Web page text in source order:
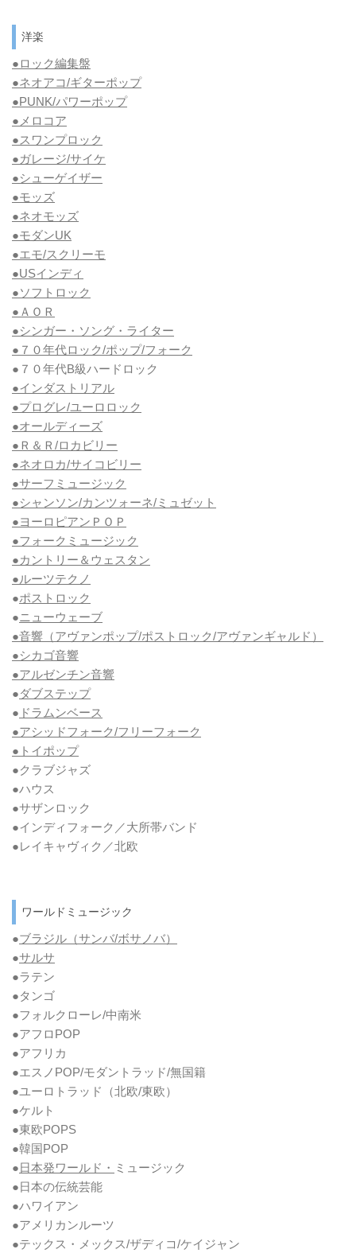
洋楽
●ロック編集盤
●ネオアコ/ギターポップ
●PUNK/パワーポップ
●メロコア
●スワンプロック
●ガレージ/サイケ
●シューゲイザー
●モッズ
●ネオモッズ
●モダンUK
●エモ/スクリーモ
●USインディ
●ソフトロック
●ＡＯＲ
●シンガー・ソング・ライター
●７０年代ロック/ポップ/フォーク
●７０年代B級ハードロック
●インダストリアル
●プログレ/ユーロロック
●オールディーズ
●Ｒ＆Ｒ/ロカビリー
●ネオロカ/サイコビリー
●サーフミュージック
●シャンソン/カンツォーネ/ミュゼット
●ヨーロピアンＰＯＰ
●フォークミュージック
●カントリー＆ウェスタン
●ルーツテクノ
●ポストロック
●ニューウェーブ
●音響（アヴァンポップ/ポストロック/アヴァンギャルド）
●シカゴ音響
●アルゼンチン音響
●ダブステップ
● ドラムンベース
●アシッドフォーク/フリーフォーク
●トイポップ
●クラブジャズ
●ハウス
●サザンロック
●インディフォーク／大所帯バンド
●レイキャヴィク／北欧
ワールドミュージック
●ブラジル（サンバ/ボサノバ）
●サルサ
●ラテン
●タンゴ
●フォルクローレ/中南米
●アフロPOP
●アフリカ
●エスノPOP/モダントラッド/無国籍
●ユーロトラッド（北欧/東欧）
●ケルト
●東欧POPS
●韓国POP
●日本発ワールド・ ミュージック
●日本の伝統芸能
●ハワイアン
●アメリカンルーツ
●テックス・メックス/ザディコ/ケイジャン